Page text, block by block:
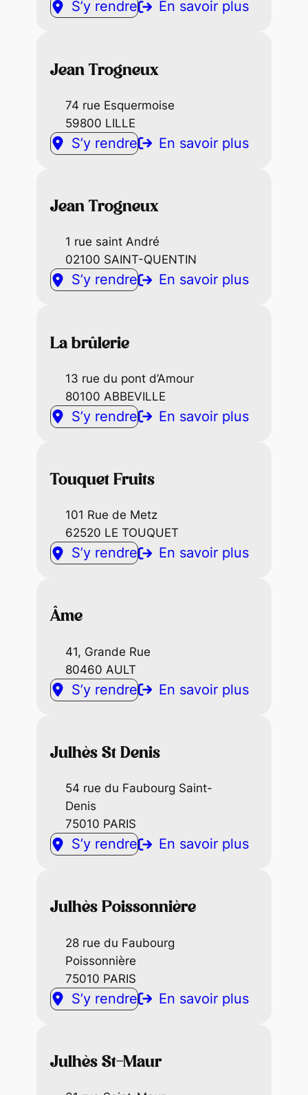
S’y rendre En savoir plus
Jean Trogneux
74 rue Esquermoise
59800 LILLE
S’y rendre En savoir plus
Jean Trogneux
1 rue saint André
02100 SAINT-QUENTIN
S’y rendre En savoir plus
La brûlerie
13 rue du pont d’Amour
80100 ABBEVILLE
S’y rendre En savoir plus
Touquet Fruits
101 Rue de Metz
62520 LE TOUQUET
S’y rendre En savoir plus
Âme
41, Grande Rue
80460 AULT
S’y rendre En savoir plus
Julhès St Denis
54 rue du Faubourg Saint-
Denis
75010 PARIS
S’y rendre En savoir plus
Julhès Poissonnière
28 rue du Faubourg
Poissonnière
75010 PARIS
S’y rendre En savoir plus
Julhès St-Maur